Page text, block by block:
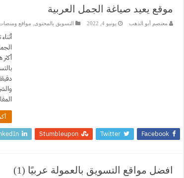
موقع يعيد صياغة الجمل العربية
معتصم أبو الذهب يونيو 4, 2022 التسويق بالمحتوى مواقع
Facebook
Twitter
Stumbleupon
افضل مواقع التسويق بالعمولة عربيًا (1)